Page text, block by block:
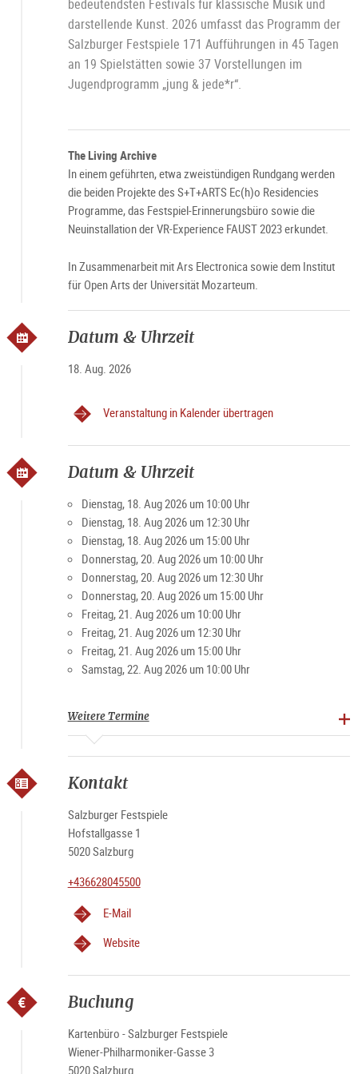
bedeutendsten Festivals für klassische Musik und
darstellende Kunst. 2026 umfasst das Programm der
Salzburger Festspiele 171 Aufführungen in 45 Tagen
an 19 Spielstätten sowie 37 Vorstellungen im
Jugendprogramm „jung & jede*r“.
The Living Archive
In einem geführten, etwa zweistündigen Rundgang werden
die beiden Projekte des S+T+ARTS Ec(h)o Residencies
Programme, das Festspiel-Erinnerungsbüro sowie die
Neuinstallation der VR-Experience FAUST 2023 erkundet.
In Zusammenarbeit mit Ars Electronica sowie dem Institut
für Open Arts der Universität Mozarteum.
Datum & Uhrzeit
18. Aug. 2026
Veranstaltung in Kalender übertragen
Datum & Uhrzeit
Dienstag, 18. Aug 2026 um 10:00 Uhr
Dienstag, 18. Aug 2026 um 12:30 Uhr
Dienstag, 18. Aug 2026 um 15:00 Uhr
Donnerstag, 20. Aug 2026 um 10:00 Uhr
Donnerstag, 20. Aug 2026 um 12:30 Uhr
Donnerstag, 20. Aug 2026 um 15:00 Uhr
Freitag, 21. Aug 2026 um 10:00 Uhr
Freitag, 21. Aug 2026 um 12:30 Uhr
Freitag, 21. Aug 2026 um 15:00 Uhr
Samstag, 22. Aug 2026 um 10:00 Uhr
Weitere Termine
Kontakt
Salzburger Festspiele
Hofstallgasse 1
5020 Salzburg
+436628045500
E-Mail
Website
Buchung
Kartenbüro - Salzburger Festspiele
Wiener-Philharmoniker-Gasse 3
5020 Salzburg